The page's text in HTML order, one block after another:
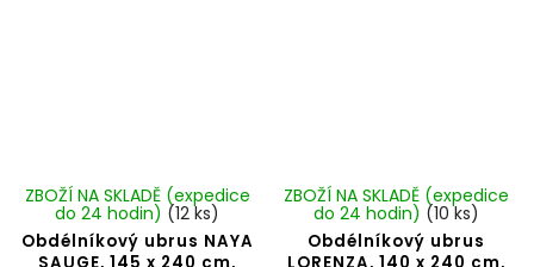
Obdélníkový ubrus NAYA
ZBOŽÍ NA SKLADĚ (expedice
do 24 hodin) (12 ks)
Obdélníkový ubrus
ZBOŽÍ NA SKLADĚ (expedice
do 24 hodin) (10 ks)